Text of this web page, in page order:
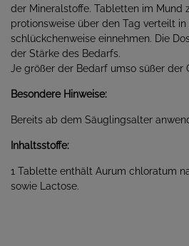
der Mineralstoffe. Tabletten im Mund
protionsweise über den Tag verteilt in
schlückchenweise einnehmen. Die
der Stärke des Bedarfs.
Je größer der Bedarf umso süßer der
Besondere Hinweise:
Bereits ab dem Säuglingsalter
Inhaltsstoffe:
1 Tablette enthält Aurum chloratum
sowie Lactose.